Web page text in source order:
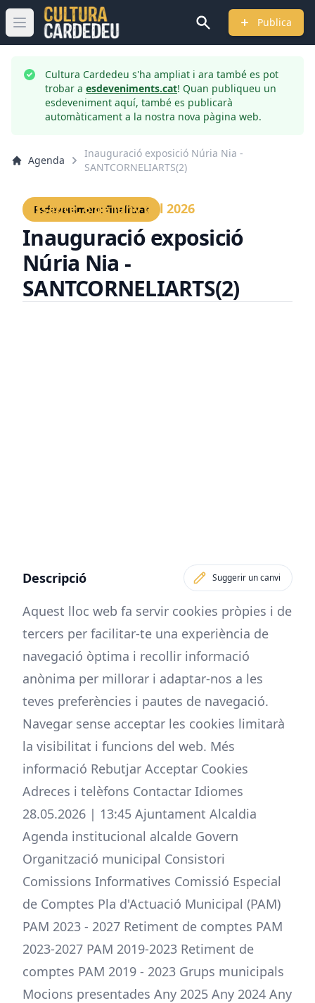
Obrir menú principal Publica
Cultura Cardedeu s'ha ampliat i ara també es pot
trobar a esdeveniments.cat! Quan publiqueu un
esdeveniment aquí, també es publicarà
automàticament a la nostra nova pàgina web.
Agenda
Inauguració exposició Núria Nia -
SANTCORNELIARTS(2)
Esdeveniment finalitzat
Dissabte, 6 de juny del 2026
Inauguració exposició
Núria Nia -
SANTCORNELIARTS(2)
Descripció Suggerir un canvi
Aquest lloc web fa servir cookies pròpies i de
tercers per facilitar-te una experiència de
navegació òptima i recollir informació
anònima per millorar i adaptar-nos a les
teves preferències i pautes de navegació.
Navegar sense acceptar les cookies limitarà
la visibilitat i funcions del web. Més
informació Rebutjar Acceptar Cookies
Adreces i telèfons Contactar Idiomes
28.05.2026 | 13:45 Ajuntament Alcaldia
Agenda institucional alcalde Govern
Organització municipal Consistori
Comissions Informatives Comissió Especial
de Comptes Pla d'Actuació Municipal (PAM)
PAM 2023 - 2027 Retiment de comptes PAM
2023-2027 PAM 2019-2023 Retiment de
comptes PAM 2019 - 2023 Grups municipals
Mocions presentades Any 2025 Any 2024 Any